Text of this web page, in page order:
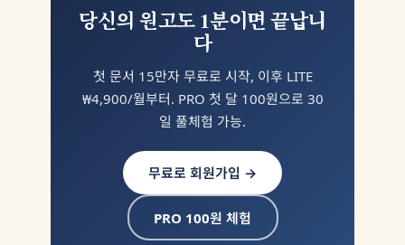
당신의 원고도 1분이면 끝납니
다
첫 문서 15만자 무료로 시작, 이후 LITE
₩4,900/월부터. PRO 첫 달 100원으로 30
일 풀체험 가능.
무료로 회원가입 →
PRO 100원 체험